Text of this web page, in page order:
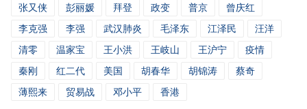
张又侠
彭丽媛 拜登 政变 普京
曾庆红
李克强
李强 武汉肺炎 毛泽东 江泽民
汪洋
清零
温家宝 王小洪 王岐山 王沪宁
疫情
秦刚
红二代 美国 胡春华 胡锦涛
蔡奇
薄熙来
贸易战 邓小平 香港